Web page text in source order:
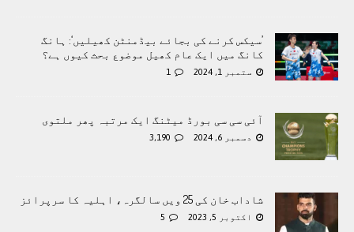
’سیکس کرنے کی بجائے بیڈمنٹن کھیلیں‘: ہانگ
کانگ میں ایک عام کھیل موضوع بحث کیوں ہے؟
ستمبر 1, 2024 1
آئی سی سی بورڈ میٹنگ ایک مرتبہ پھر ملتوی
دسمبر 6, 2024 3,190
شاداب خان کی 25 ویں سالگرہ، اہلیہ کا سرپرائز
اکتوبر 5, 2023 5